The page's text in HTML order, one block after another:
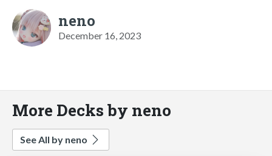
neno
December 16, 2023
More Decks by neno
See All by neno